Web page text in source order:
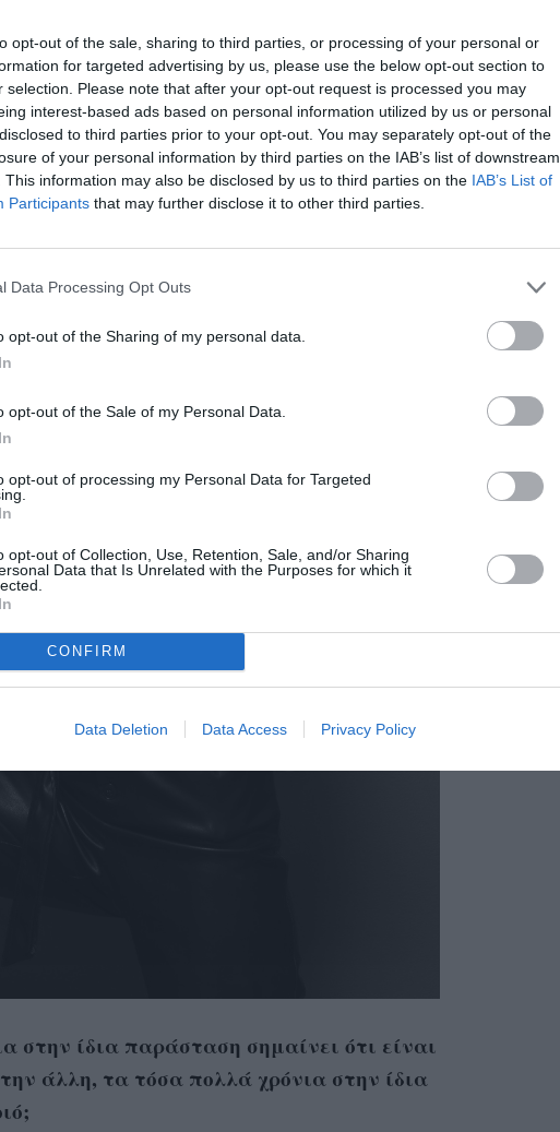
opt-out of the sale, sharing to third parties, or processing of your personal or
for targeted advertising by us, please use the below opt-out section to
selection. Please note that after your opt-out request is processed you may
interest-based ads based on personal information utilized by us or personal
to third parties prior to your opt-out. You may separately opt-out of the
of your personal information by third parties on the IAB’s list of downstream
This information may also be disclosed by us to third parties on the IAB’s List of
Participants that may further disclose it to other third parties.
Data Processing Opt Outs
opt-out of the Sharing of my personal data.
opt-out of the Sale of my Personal Data.
opt-out of processing my Personal Data for Targeted
opt-out of Collection, Use, Retention, Sale, and/or Sharing
Data that Is Unrelated with the Purposes for which it
CONFIRM
Data Deletion Data Access Privacy Policy
στην ίδια παράσταση σημαίνει ότι είναι
άλλη, τα τόσα πολλά χρόνια στην ίδια